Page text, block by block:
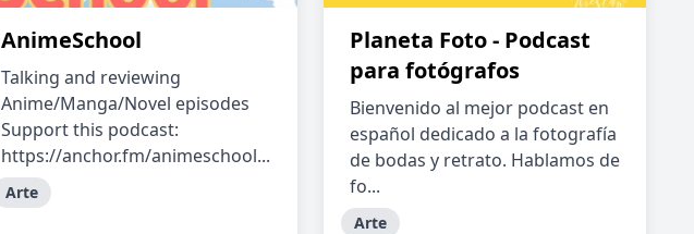
AnimeSchool
Talking and reviewing
Anime/Manga/Novel episodes
Support this podcast:
https://anchor.fm/animeschool...
Arte
Planeta Foto - Podcast
para fotógrafos
Bienvenido al mejor podcast en
español dedicado a la fotografía
de bodas y retrato. Hablamos de
fo...
Arte